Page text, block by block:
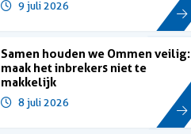
9 juli 2026
Samen houden we Ommen veilig:
maak het inbrekers niet te
makkelijk
8 juli 2026